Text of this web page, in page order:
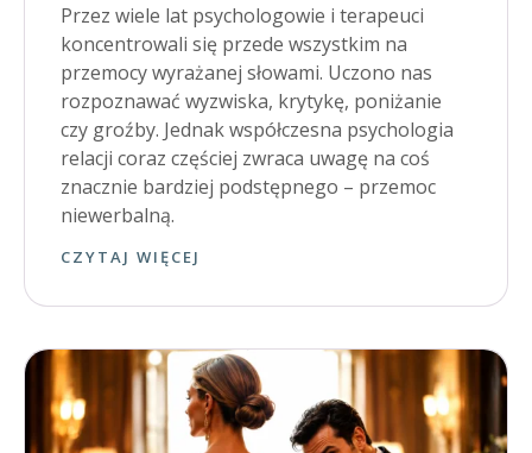
Przez wiele lat psychologowie i terapeuci
koncentrowali się przede wszystkim na
przemocy wyrażanej słowami. Uczono nas
rozpoznawać wyzwiska, krytykę, poniżanie
czy groźby. Jednak współczesna psychologia
relacji coraz częściej zwraca uwagę na coś
znacznie bardziej podstępnego – przemoc
niewerbalną.
CZYTAJ WIĘCEJ